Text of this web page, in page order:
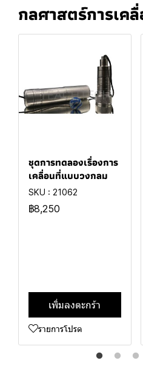
กลศาสตร์การเค
ชุดการทดลองเรื่องการ
เคลื่อนที่แบบวงกลม
SKU : 21062
฿8,250
เพิ่มลงตะกร้า
รายการโปรด